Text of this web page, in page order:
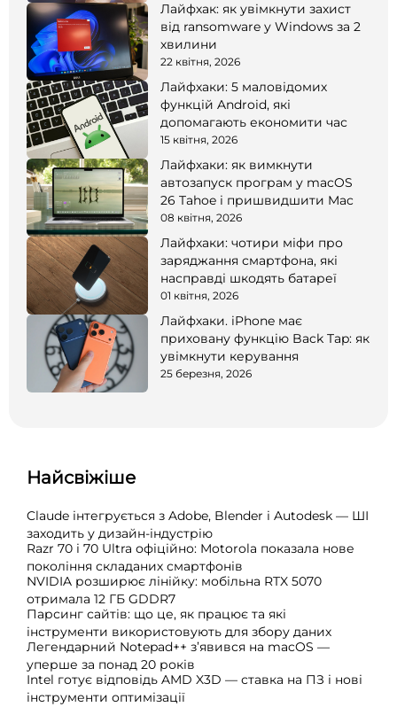
Лайфхак: як увімкнути захист
від ransomware у Windows за 2
хвилини
22 квітня, 2026
Лайфхаки: 5 маловідомих
функцій Android, які
допомагають економити час
15 квітня, 2026
Лайфхаки: як вимкнути
автозапуск програм у macOS
26 Tahoe і пришвидшити Mac
08 квітня, 2026
Лайфхаки: чотири міфи про
заряджання смартфона, які
насправді шкодять батареї
01 квітня, 2026
Лайфхаки. iPhone має
приховану функцію Back Tap: як
увімкнути керування
25 березня, 2026
Найсвіжіше
Claude інтегрується з Adobe, Blender і Autodesk — ШІ
заходить у дизайн-індустрію
Razr 70 і 70 Ultra офіційно: Motorola показала нове
покоління складаних смартфонів
NVIDIA розширює лінійку: мобільна RTX 5070
отримала 12 ГБ GDDR7
Парсинг сайтів: що це, як працює та які
інструменти використовують для збору даних
Легендарний Notepad++ з’явився на macOS —
уперше за понад 20 років
Intel готує відповідь AMD X3D — ставка на ПЗ і нові
інструменти оптимізації